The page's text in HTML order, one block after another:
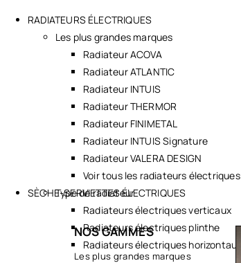
RADIATEURS ÉLECTRIQUES
Les plus grandes marques
Radiateur ACOVA
Radiateur ATLANTIC
Radiateur INTUIS
Radiateur THERMOR
Radiateur FINIMETAL
Radiateur INTUIS Signature
Radiateur VALERA DESIGN
Voir tous les radiateurs électriques
Type de radiateur
Radiateurs électriques verticaux
Radiateurs électriques plinthe
Radiateurs électriques horizontaux
SÈCHE-SERVIETTES ÉLECTRIQUES
NOS GAMMES
Les plus grandes marques